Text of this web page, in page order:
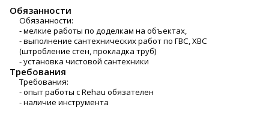
Обязанности
Обязанности:
- мелкие работы по доделкам на объектах,
- выполнение сантехнических работ по ГВС, ХВС
(штробление стен, прокладка труб)
- установка чистовой сантехники
Требования
Требования:
- опыт работы с Rehau обязателен
- наличие инструмента